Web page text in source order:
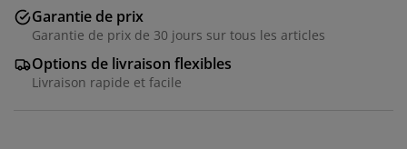
Garantie de prix
Garantie de prix de 30 jours sur tous les articles
Options de livraison flexibles
Livraison rapide et facile